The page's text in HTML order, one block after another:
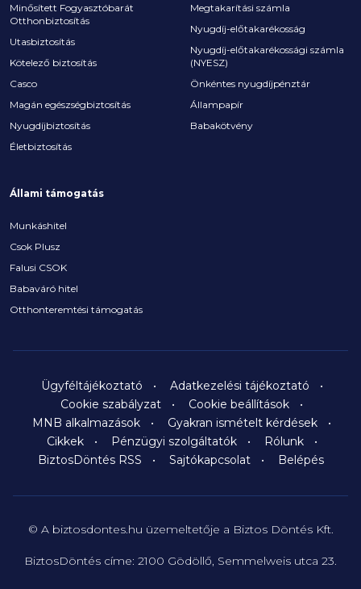
Minősített Fogyasztóbarát
Otthonbiztosítás
Utasbiztosítás
Kötelező biztosítás
Casco
Magán egészségbiztosítás
Nyugdíjbiztosítás
Életbiztosítás
Megtakarítási számla
Nyugdíj-előtakarékosság
Nyugdíj-előtakarékossági számla
(NYESZ)
Önkéntes nyugdíjpénztár
Állampapír
Babakötvény
Állami támogatás
Munkáshitel
Csok Plusz
Falusi CSOK
Babaváró hitel
Otthonteremtési támogatás
Ügyféltájékoztató
Adatkezelési tájékoztató
Cookie szabályzat
Cookie beállítások
MNB alkalmazások
Gyakran ismételt kérdések
Cikkek
Pénzügyi szolgáltatók
Rólunk
BiztosDöntés RSS
Sajtókapcsolat Belépés
© A biztosdontes.hu üzemeltetője a Biztos Döntés Kft.
BiztosDöntés címe: 2100 Gödöllő, Semmelweis utca 23.